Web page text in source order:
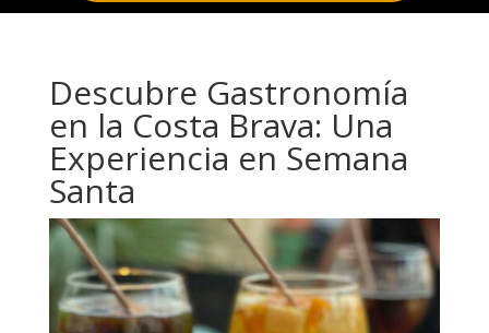
Descubre Gastronomía
en la Costa Brava: Una
Experiencia en Semana
Santa